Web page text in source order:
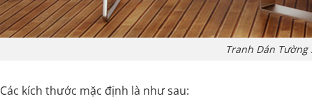
Tranh Dán Tường
Các kích thước mặc định là như sau: